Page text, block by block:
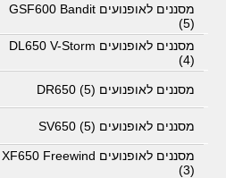
מסננים לאופנועים GSF600 Bandit
(5)
מסננים לאופנועים DL650 V-Storm
(4)
מסננים לאופנועים DR650 (5)
מסננים לאופנועים SV650 (5)
מסננים לאופנועים XF650 Freewind
(3)